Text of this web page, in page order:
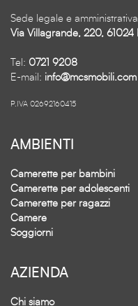
Sede legale e
Via Villagrande, 220, 61024
Tel: 0721 9208
E-mail: info@mcsmobili.com
P.IVA 02692160415
AMBIENTI
Camerette per bambini
Camerette per adolescenti
Camerette per ragazzi
Camere
Soggiorni
AZIENDA
Chi siamo